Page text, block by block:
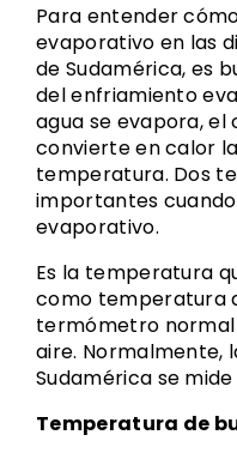
Para entender
evaporativo en las
de Sudamérica, es
del enfriamiento
agua se evapora, el
convierte en calor
temperatura. Dos
importantes
evaporativo.
Es la temperatura
como temperatura
termómetro
aire. Normalmente,
Sudamérica se
Temperatura de